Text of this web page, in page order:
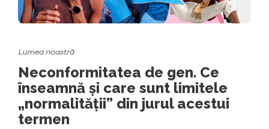
Lumea noastră
Neconformitatea de gen. Ce
înseamnă și care sunt limitele
„normalității” din jurul acestui
termen